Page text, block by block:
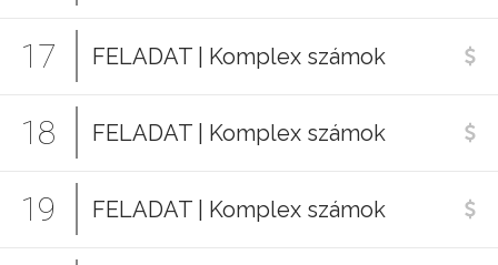
17 FELADAT | Komplex számok
18 FELADAT | Komplex számok
19 FELADAT | Komplex számok